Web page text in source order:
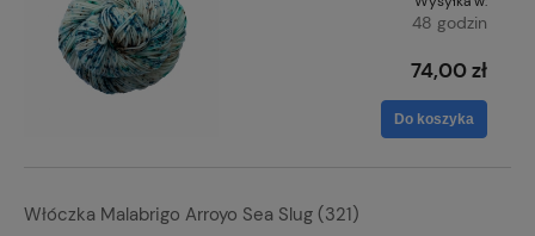
48 godzin
74,00 zł
Do koszyka
Włóczka Malabrigo Arroyo Sea Slug (321)